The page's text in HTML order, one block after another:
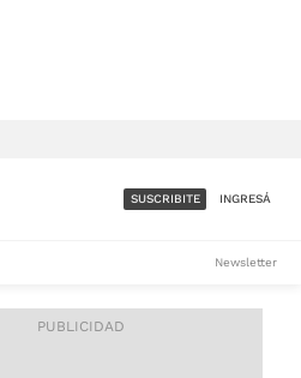
ACCESO FULL - $1.800/MES
SUSCRIBITE INGRESÁ
Newsletter